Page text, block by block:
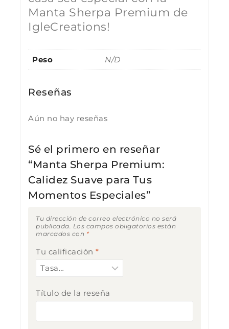
Manta Sherpa Premium de
IgleCreations!
Peso N/D
Reseñas
Aún no hay reseñas
Sé el primero en reseñar
“Manta Sherpa Premium:
Calidez Suave para Tus
Momentos Especiales”
Tu dirección de correo electrónico no será
publicada. Los campos obligatorios están
marcados con *
Tu calificación *
Título de la reseña